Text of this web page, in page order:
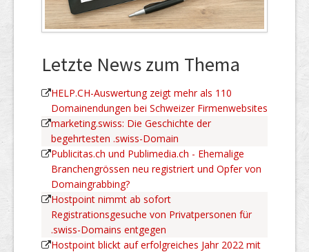
Letzte News zum Thema
HELP.CH-Auswertung zeigt mehr als 110
Domainendungen bei Schweizer Firmenwebsites
marketing.swiss: Die Geschichte der
begehrtesten .swiss-Domain
Publicitas.ch und Publimedia.ch - Ehemalige
Branchengrössen neu registriert und Opfer von
Domaingrabbing?
Hostpoint nimmt ab sofort
Registrationsgesuche von Privatpersonen für
.swiss-Domains entgegen
Hostpoint blickt auf erfolgreiches Jahr 2022 mit